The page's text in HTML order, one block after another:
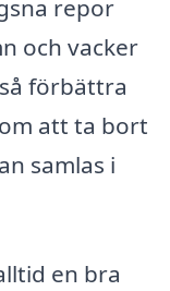
repor
och vacker
förbättra
att ta bort
samlas i
en bra